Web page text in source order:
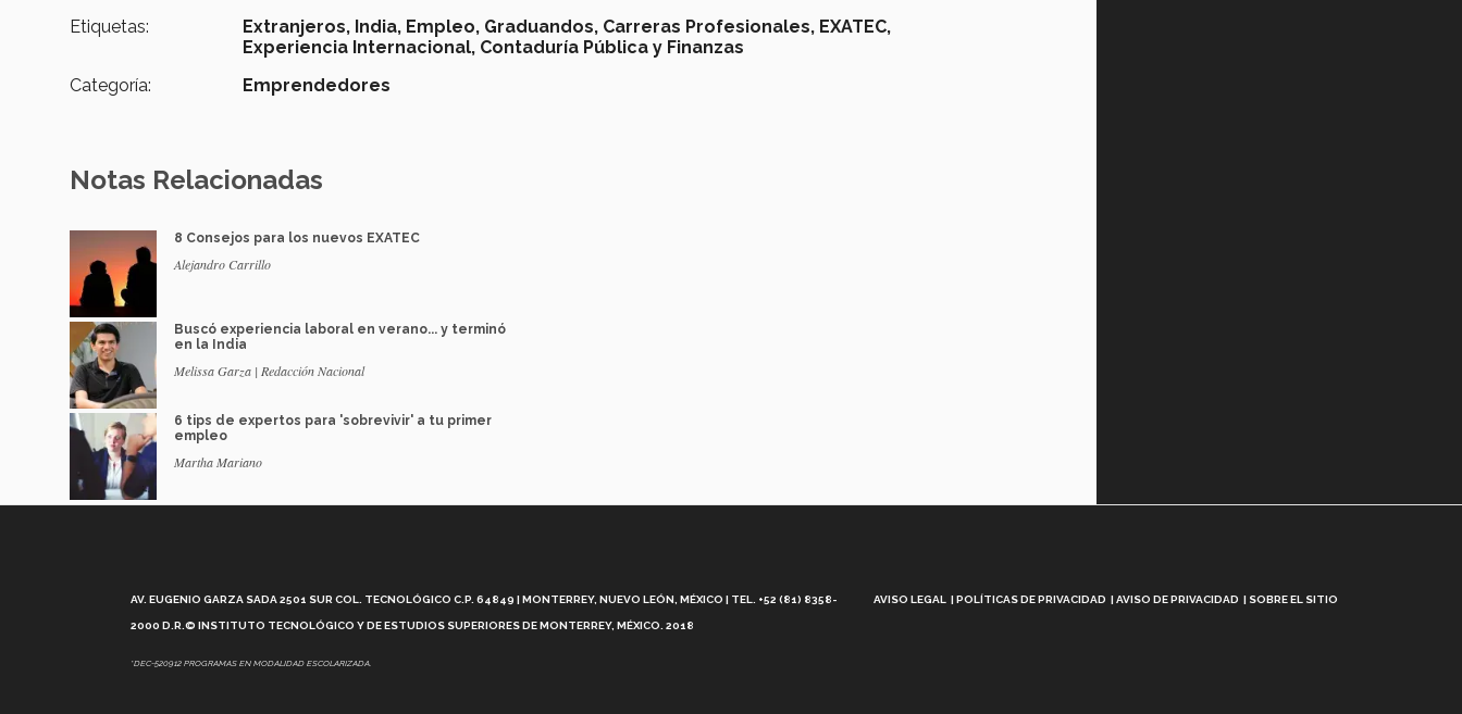
Etiquetas:
Extranjeros, India, Empleo, Graduandos, Carreras Profesionales, EXATEC,
Experiencia Internacional, Contaduría Pública y Finanzas
Categoría:
Emprendedores
Notas Relacionadas
8 Consejos para los nuevos EXATEC
Alejandro Carrillo
Buscó experiencia laboral en verano... y terminó
en la India
Melissa Garza | Redacción Nacional
6 tips de expertos para 'sobrevivir' a tu primer
empleo
Martha Mariano
AV. EUGENIO GARZA SADA 2501 SUR COL. TECNOLÓGICO C.P. 64849 | MONTERREY, NUEVO LEÓN, MÉXICO | TEL. +52 (81) 8358-
2000 D.R.© INSTITUTO TECNOLÓGICO Y DE ESTUDIOS SUPERIORES DE MONTERREY, MÉXICO. 2018
*DEC-520912 PROGRAMAS EN MODALIDAD ESCOLARIZADA.
AVISO LEGAL POLÍTICAS DE PRIVACIDAD AVISO DE PRIVACIDAD SOBRE EL SITIO